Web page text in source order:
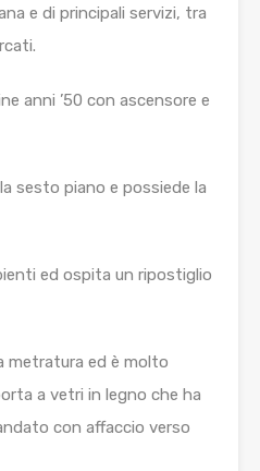
e di principali servizi, tra
anni ’50 con ascensore e
sesto piano e possiede la
ed ospita un ripostiglio
metratura ed è molto
a vetri in legno che ha
con affaccio verso